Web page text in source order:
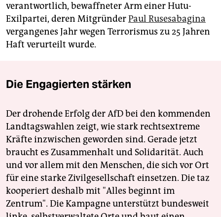
verantwortlich, bewaffneter Arm einer Hutu-
Exilpartei, deren MitgründerPaul Rusesabagina
vergangenes Jahr wegen Terrorismus zu 25 Jahren
Haft verurteilt wurde.
Die Engagierten stärken
Der drohende Erfolg der AfD bei den kommenden
Landtagswahlen zeigt, wie stark rechtsextreme
Kräfte inzwischen geworden sind. Gerade jetzt
braucht es Zusammenhalt und Solidarität. Auch
und vor allem mit den Menschen, die sich vor Ort
für eine starke Zivilgesellschaft einsetzen. Die taz
kooperiert deshalb mit "Alles beginnt im
Zentrum". Die Kampagne unterstützt bundesweit